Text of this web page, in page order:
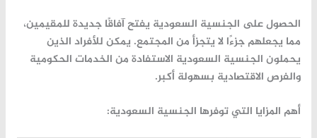
الحصول على الجنسية السعودية يفتح آفاقًا جديدة للمقيمين،
مما يجعلهم جزءًا لا يتجزأ من المجتمع. يمكن للأفراد الذين
يحملون الجنسية السعودية الاستفادة من الخدمات الحكومية
والفرص الاقتصادية بسهولة أكبر.
أهم المزايا التي توفرها الجنسية السعودية: